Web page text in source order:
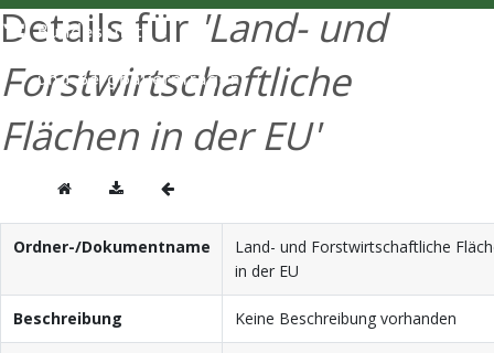
Details für 'Land- und
Forstwirtschaftliche
Flächen in der EU'
Ordner-/Dokumentname
Land- und Forstwirtschaftliche
in der EU
Beschreibung Keine Beschreibung vorhanden